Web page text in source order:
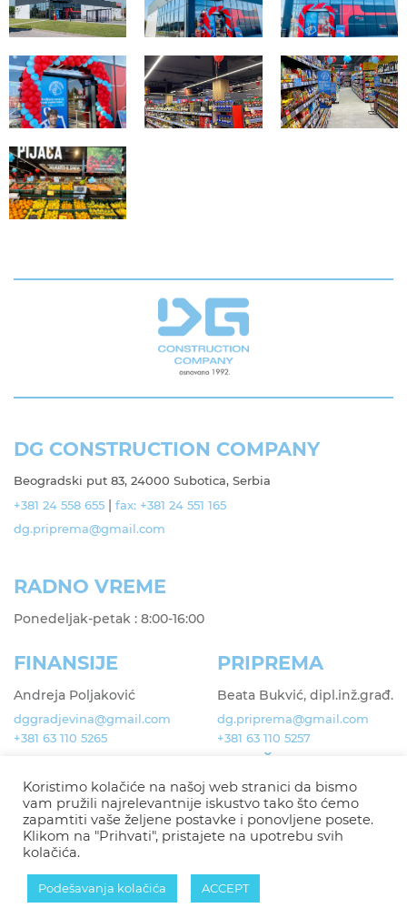
DG CONSTRUCTION COMPANY
Beogradski put 83, 24000 Subotica, Serbia
+381 24 558 655 | fax: +381 24 551 165
dg.priprema@gmail.com
RADNO VREME
Ponedeljak-petak : 8:00-16:00
FINANSIJE
Andreja Poljaković
dggradjevina@gmail.com
+381 63 110 5265
dgcompany.prodaja@gmail.
com
+381 63 110 5165
POLITIKA
Politika privatnosti
PRIPREMA
Beata Bukvić, dipl.inž.građ.
dg.priprema@gmail.com
+381 63 110 5257
MREŽE
Koristimo kolačiće na našoj web stranici da bismo
vam pružili najrelevantnije iskustvo tako što ćemo
zapamtiti vaše željene postavke i ponovljene posete.
Klikom na "Prihvati", pristajete na upotrebu svih
kolačića.
Podešavanja kolačića ACCEPT